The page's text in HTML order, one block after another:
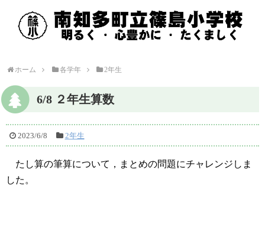
ホーム 各学年 2年生
6/8 ２年生算数
2023/6/8 2年生
たし算の筆算について，まとめの問題にチャレンジしま
した。